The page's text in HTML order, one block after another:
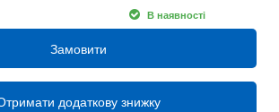
В наявності
Замовити
додаткову знижку